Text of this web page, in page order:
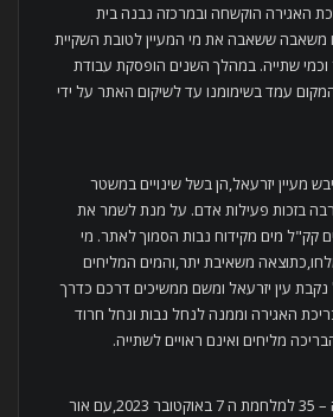
האגירה הוקשחה ובמרכזה נבנה בית
משאבה ששאבה את מי המעיין לטובת השקיית
וכמי שתייה. במהלך השנים הופסקת עבודת
עמד בשימומנו עד לשיקום האתר על ידי
מעיין יזרעאל,הן בשל שינויים במשטר
בזכות פעילות אדם. על מנת לשמר את
קק"ל מים מקידוח נבות הסמוך לאתר. מי
משאיבת יתר,והמים המליחים
נקבת עין יזרעאל ומשם ממשיכים דרכם כדרך
האגירה וממנה לנחל נבות ונחל חרוד
מליחים ואינם ראויים לשתייה.
ביום שישי,ה – 35 למלחמת ה 7 באוקטובר 2023,עם אור